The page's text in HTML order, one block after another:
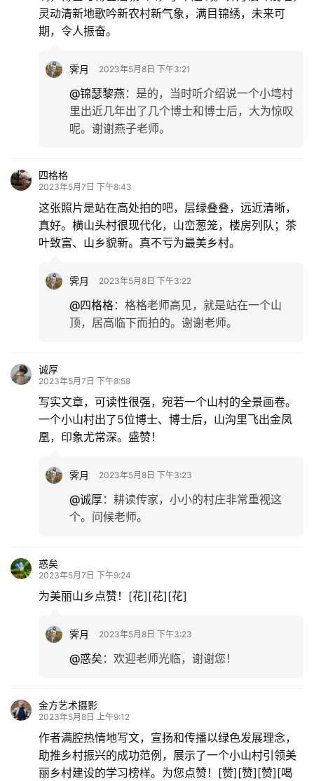
灵动清新地歌吟新农村新气象，满目锦绣，未来可
期，令人振奋。
霁月 2023年5月8日 下午3:21
@锦瑟黎燕： 是的，当时听介绍说一个小塆村
里出近几年出了几个博士和博士后，大为惊叹
呢。谢谢燕子老师。
四格格
2023年5月7日 下午8:43
这张照片是站在高处拍的吧，层绿叠叠，远近清晰，
真好。横山头村很现代化，山峦葱笼，楼房列队；茶
叶致富、山乡貌新。真不亏为最美乡村。
霁月 2023年5月8日 下午3:22
@四格格： 格格老师高见，就是站在一个山
顶，居高临下而拍的。谢谢老师。
诚厚
2023年5月7日 下午8:58
写实文章，可读性很强，宛若一个山村的全景画卷。
一个小山村出了5位博士、博士后，山沟里飞出金凤
凰，印象尤常深。盛赞！
霁月 2023年5月8日 下午3:23
@诚厚： 耕读传家，小小的村庄非常重视这
个。问候老师。
惑矣
2023年5月7日 下午9:24
为美丽山乡点赞！[花][花][花]
霁月 2023年5月8日 下午3:23
@惑矣： 欢迎老师光临，谢谢您！
金方艺术摄影
2023年5月8日 上午9:12
作者满腔热情地写文，宣扬和传播以绿色发展理念，
助推乡村振兴的成功范例，展示了一个小山村引领美
丽乡村建设的学习榜样。为您点赞！[赞][赞][赞][喝